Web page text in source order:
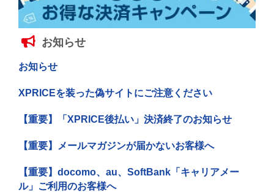
お知らせ
お知らせ
XPRICEを装った偽サイトにご注意ください
【重要】「XPRICE後払い」決済終了のお知らせ
【重要】メールマガジンが届かないお客様へ
【重要】docomo、au、SoftBank「キャリアメー
ル」ご利用のお客様へ